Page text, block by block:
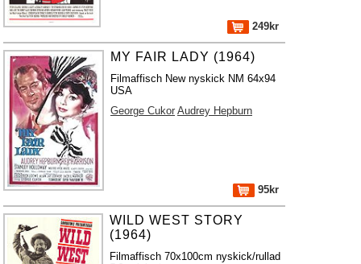
249kr
MY FAIR LADY (1964)
Filmaffisch New nyskick NM 64x94
USA
George Cukor Audrey Hepburn
95kr
WILD WEST STORY
(1964)
Filmaffisch 70x100cm nyskick/rullad